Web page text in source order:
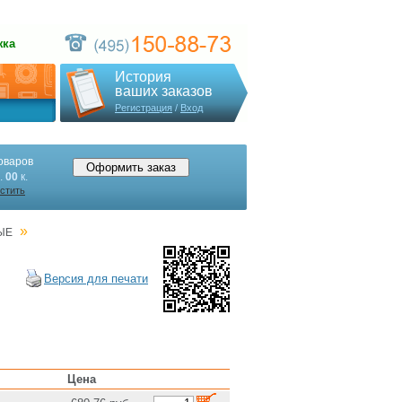
История
ваших заказов
Регистрация/Вход
00 к.
»
Версия для печати
Цена